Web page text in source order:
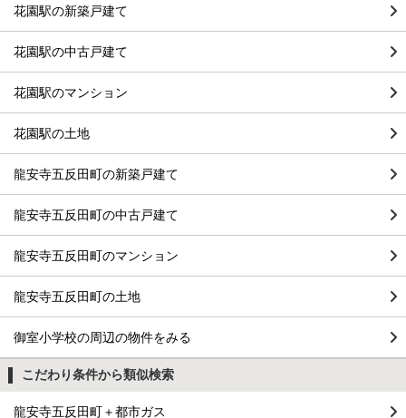
花園駅の新築戸建て
花園駅の中古戸建て
花園駅のマンション
花園駅の土地
龍安寺五反田町の新築戸建て
龍安寺五反田町の中古戸建て
龍安寺五反田町のマンション
龍安寺五反田町の土地
御室小学校の周辺の物件をみる
こだわり条件から類似検索
龍安寺五反田町＋都市ガス